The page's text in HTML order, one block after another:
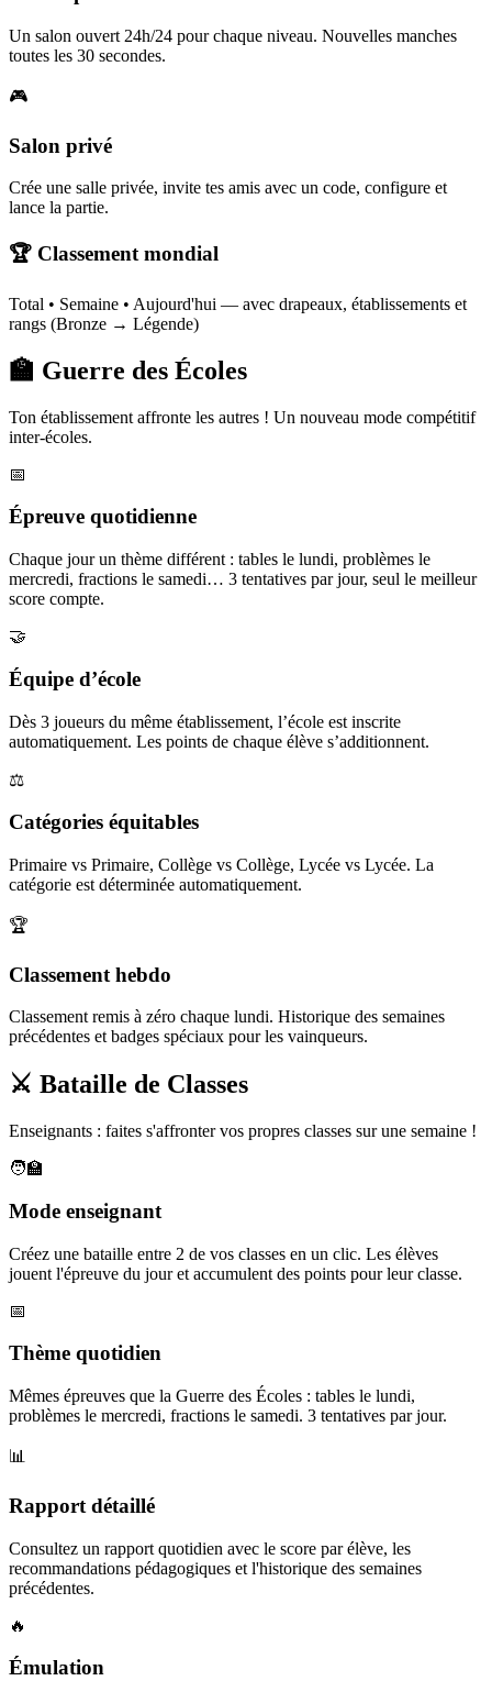
Un salon ouvert 24h/24 pour chaque niveau. Nouvelles manches
toutes les 30 secondes.
🎮
Salon privé
Crée une salle privée, invite tes amis avec un code, configure et
lance la partie.
🏆 Classement mondial
Total • Semaine • Aujourd'hui — avec drapeaux, établissements et
rangs (Bronze → Légende)
🏫 Guerre des Écoles
Ton établissement affronte les autres ! Un nouveau mode compétitif
inter-écoles.
📅
Épreuve quotidienne
Chaque jour un thème différent : tables le lundi, problèmes le
mercredi, fractions le samedi… 3 tentatives par jour, seul le meilleur
score compte.
🤝
Équipe d’école
Dès 3 joueurs du même établissement, l’école est inscrite
automatiquement. Les points de chaque élève s’additionnent.
⚖️
Catégories équitables
Primaire vs Primaire, Collège vs Collège, Lycée vs Lycée. La
catégorie est déterminée automatiquement.
🏆
Classement hebdo
Classement remis à zéro chaque lundi. Historique des semaines
précédentes et badges spéciaux pour les vainqueurs.
⚔️ Bataille de Classes
Enseignants : faites s'affronter vos propres classes sur une semaine !
🧑‍🏫
Mode enseignant
Créez une bataille entre 2 de vos classes en un clic. Les élèves
jouent l'épreuve du jour et accumulent des points pour leur classe.
📅
Thème quotidien
Mêmes épreuves que la Guerre des Écoles : tables le lundi,
problèmes le mercredi, fractions le samedi. 3 tentatives par jour.
📊
Rapport détaillé
Consultez un rapport quotidien avec le score par élève, les
recommandations pédagogiques et l'historique des semaines
précédentes.
🔥
Émulation